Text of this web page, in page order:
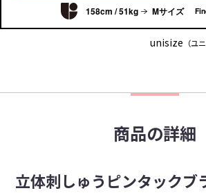
158cm / 51kg Mサイズ
unisize （ユ
商品の詳細
立体刺しゅうピンタックブ